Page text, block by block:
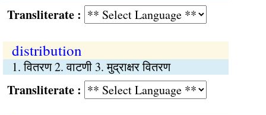
:
distribution
1. वितरण 2. वाटणी 3. मुद्राक्षर वितरण
: